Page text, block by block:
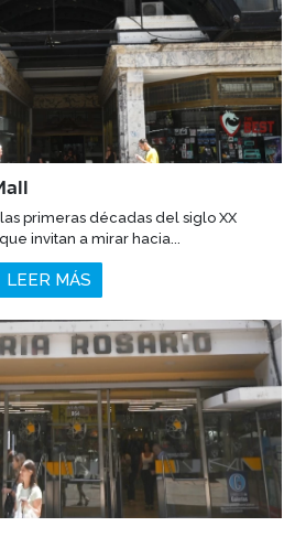
primeras décadas del siglo XX
invitan a mirar hacia...
LEER MÁS